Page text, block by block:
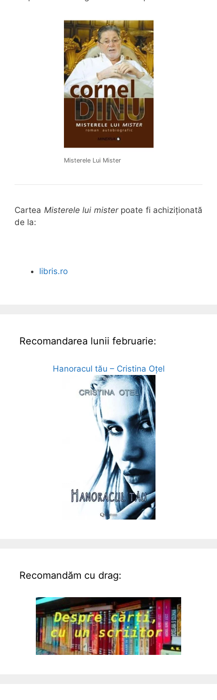
Misterele Lui Mister
Cartea Misterele lui misterpoate fi achiziționată
de la:
libris.ro
Recomandarea lunii februarie:
Hanoracul tău – Cristina Oțel
Recomandăm cu drag: